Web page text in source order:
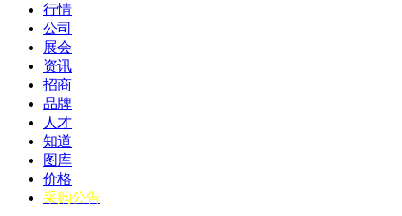
行情
公司
展会
资讯
招商
品牌
人才
知道
图库
价格
采购公告